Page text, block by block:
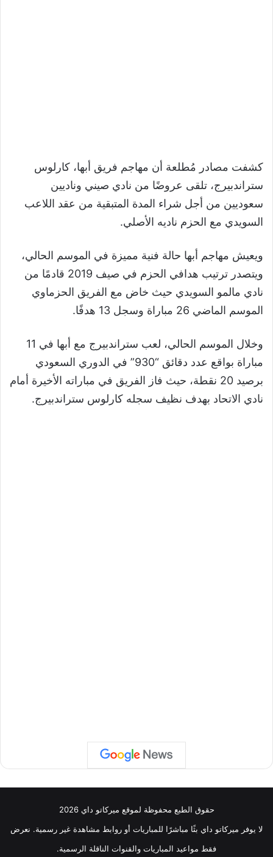
كشفت مصادر مُطلعة أن مهاجم فريق أبها، كارلوس
ستراندبيرج، تلقى عروضًا من نادي صيني وناديين
سعوديين من أجل شراء المدة المتبقية من عقد اللاعب
السويدي مع الحزم ناديه الأصلي.
ويعيش مهاجم أبها حالة فنية مميزة في الموسم الحالي،
ويتصدر ترتيب هدافي الحزم في صيف 2019 قادمًا من
نادي مالمو السويدي حيث خاض مع الفريق الحزماوي
الموسم الماضي 26 مباراة وسجل 13 هدفًا.
وخلال الموسم الحالي، لعب ستراندبيرج مع أبها في 11
مباراة بواقع عدد دقائق “930” في الدوري السعودي
برصيد 20 نقطة، حيث فاز الفريق في مباراته الأخيرة أمام
نادي الاتحاد بهدف نظيف سجله كارلوس ستراندبيرج.
حقوق الطبع محفوظة لموقع ميركاتو داي 2026
لا يوفر ميركاتو داي بثًا مباشرًا للمباريات أو روابط مشاهدة غير رسمية. نعرض
فقط مواعيد المباريات والقنوات الناقلة الرسمية.